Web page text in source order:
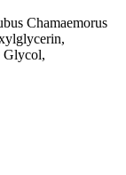
Chamaemorus
Glycol,